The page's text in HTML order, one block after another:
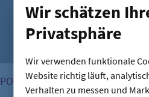
Wir schätzen
Privatsphäre
Wir verwenden funktionale
Website richtig läuft,
Verhalten zu messen und
PODCAST: BUSINESSZYKLEN,